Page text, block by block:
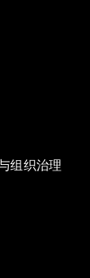
组织治理